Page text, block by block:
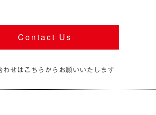
Contact Us
わせはこちらからお願いいたします